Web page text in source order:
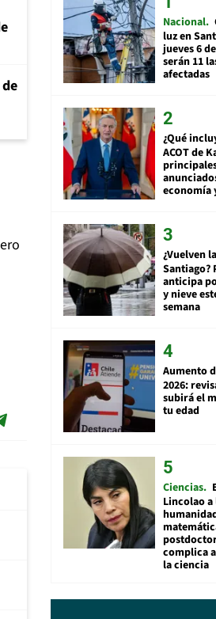
Nacional
luz en
jueves 6
serán 11
afectadas
¿Qué
ACOT de
economía
¿Vuelven
Santiago?
anticipa
y nieve
semana
Aumento
2026:
subirá el
tu edad
Ciencias
Lincolao a
complica
la ciencia